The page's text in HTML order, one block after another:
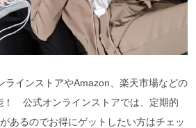
ラインストアやAmazon、楽天市場などの
！ 公式オンラインストアでは、定期的
あるのでお得にゲットしたい方はチェッ